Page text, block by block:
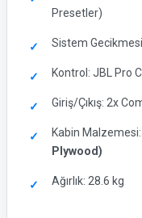
Presetler)
Sistem
Kontrol: JBL Pro
Giriş/Çıkış: 2x
Kabin Malzemesi:
Plywood)
Ağırlık: 28.6 kg